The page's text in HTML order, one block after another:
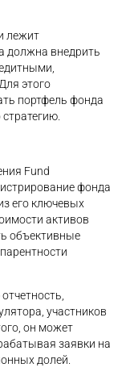
лежит
должна внедрить
этого
портфель фонда
Fund
фонда
его ключевых
активов
объективные
участников
он может
заявки на
долей.